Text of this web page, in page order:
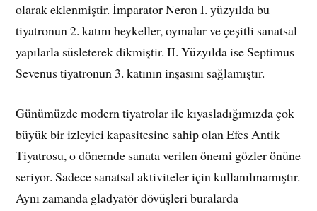
olarak eklenmiştir. İmparator Neron I. yüzyılda bu
tiyatronun 2. katını heykeller, oymalar ve çeşitli sanatsal
yapılarla süsleterek dikmiştir. II. Yüzyılda ise Septimus
Sevenus tiyatronun 3. katının inşasını sağlamıştır.
Günümüzde modern tiyatrolar ile kıyasladığımızda çok
büyük bir izleyici kapasitesine sahip olan Efes Antik
Tiyatrosu, o dönemde sanata verilen önemi gözler önüne
seriyor. Sadece sanatsal aktiviteler için kullanılmamıştır.
Aynı zamanda gladyatör dövüşleri buralarda